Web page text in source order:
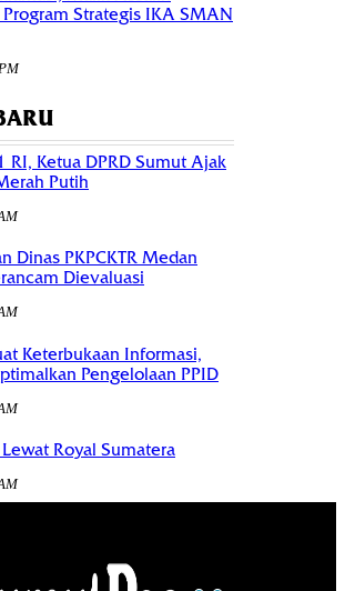
Program Strategis IKA SMAN
RI, Ketua DPRD Sumut Ajak
Putih
Dinas PKPCKTR Medan
Dievaluasi
Keterbukaan Informasi,
Pengelolaan PPID
Royal Sumatera